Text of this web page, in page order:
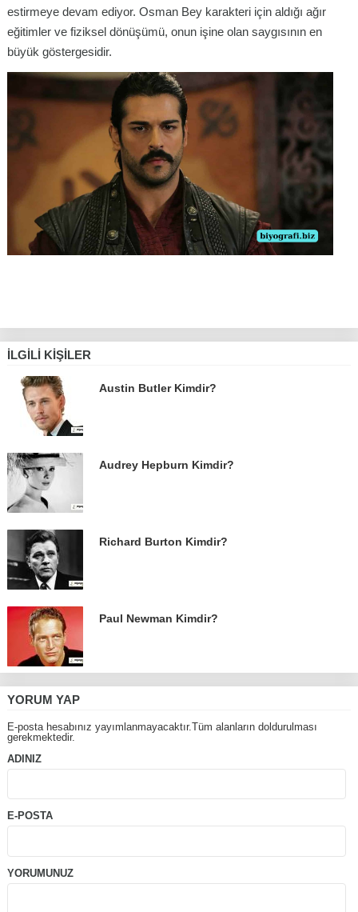
estirmeye devam ediyor. Osman Bey karakteri için aldığı ağır
eğitimler ve fiziksel dönüşümü, onun işine olan saygısının en
büyük göstergesidir.
İLGILI KIŞILER
Austin Butler Kimdir?
Audrey Hepburn Kimdir?
Richard Burton Kimdir?
Paul Newman Kimdir?
YORUM YAP
E-posta hesabınız yayımlanmayacaktır.Tüm alanların doldurulması
gerekmektedir.
ADINIZ
E-POSTA
YORUMUNUZ